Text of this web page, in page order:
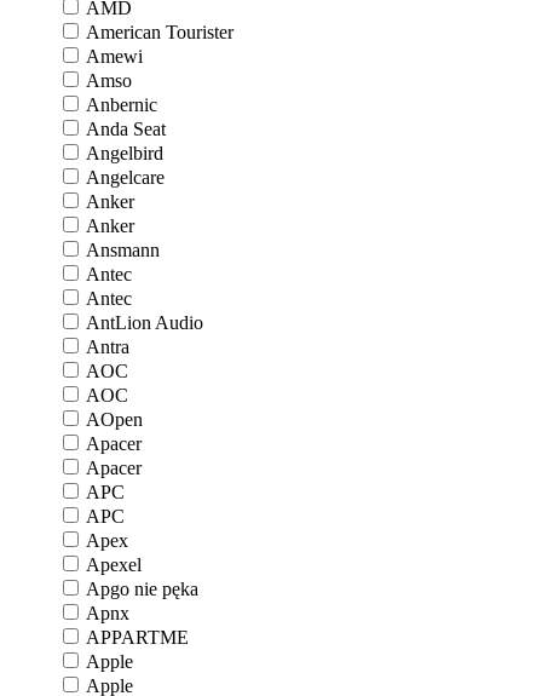
AMD
American Tourister
Amewi
Amso
Anbernic
Anda Seat
Angelbird
Angelcare
Anker
Anker
Ansmann
Antec
Antec
AntLion Audio
Antra
AOC
AOC
AOpen
Apacer
Apacer
APC
APC
Apex
Apexel
Apgo nie pęka
Apnx
APPARTME
Apple
Apple